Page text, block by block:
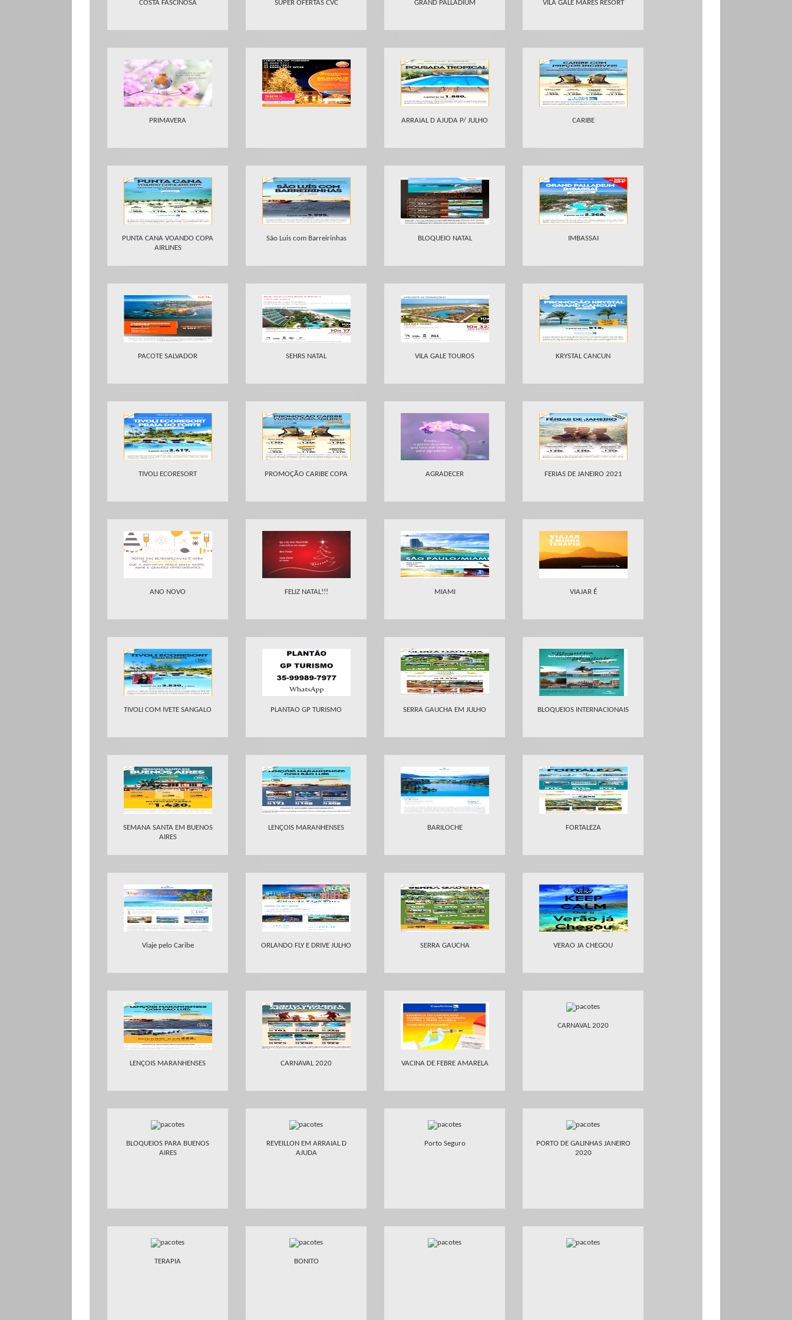
COSTA FASCINOSA SUPER OFERTAS CVC GRAND PALLADIUM VILA GALE MARES RESORT
PRIMAVERA ARRAIAL D AJUDA P/ JULHO CARIBE
PUNTA CANA VOANDO COPA
AIRLINES
São Luis com Barreirinhas BLOQUEIO NATAL IMBASSAI
PACOTE SALVADOR SEHRS NATAL VILA GALE TOUROS KRYSTAL CANCUN
TIVOLI ECORESORT PROMOÇÃO CARIBE COPA AGRADECER FERIAS DE JANEIRO 2021
ANO NOVO FELIZ NATAL!!! MIAMI VIAJAR É
TIVOLI COM IVETE SANGALO PLANTAO GP TURISMO SERRA GAUCHA EM JULHO BLOQUEIOS INTERNACIONAIS
SEMANA SANTA EM BUENOS
AIRES
LENÇOIS MARANHENSES BARILOCHE FORTALEZA
Viaje pelo Caribe ORLANDO FLY E DRIVE JULHO SERRA GAUCHA VERAO JA CHEGOU
LENÇOIS MARANHENSES CARNAVAL 2020 VACINA DE FEBRE AMARELA
CARNAVAL 2020
BLOQUEIOS PARA BUENOS
AIRES
REVEILLON EM ARRAIAL D
AJUDA
Porto Seguro
PORTO DE GALINHAS JANEIRO
2020
TERAPIA BONITO